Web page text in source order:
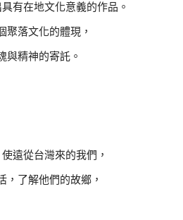
有在地文化意義的作品。
聚落文化的體現，
與精神的寄託。
遠從台灣來的我們，
，了解他們的故鄉，